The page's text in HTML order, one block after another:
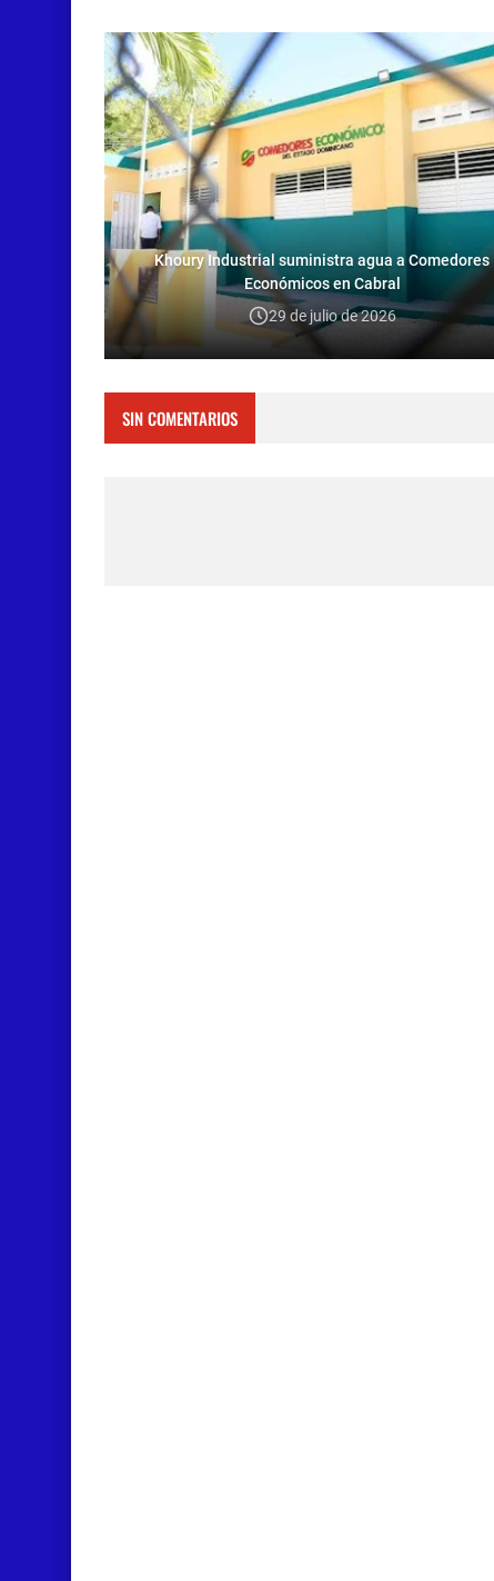
Khoury Industrial suministra agua a Comedores
Económicos en Cabral
29 de julio de 2026
SIN COMENTARIOS